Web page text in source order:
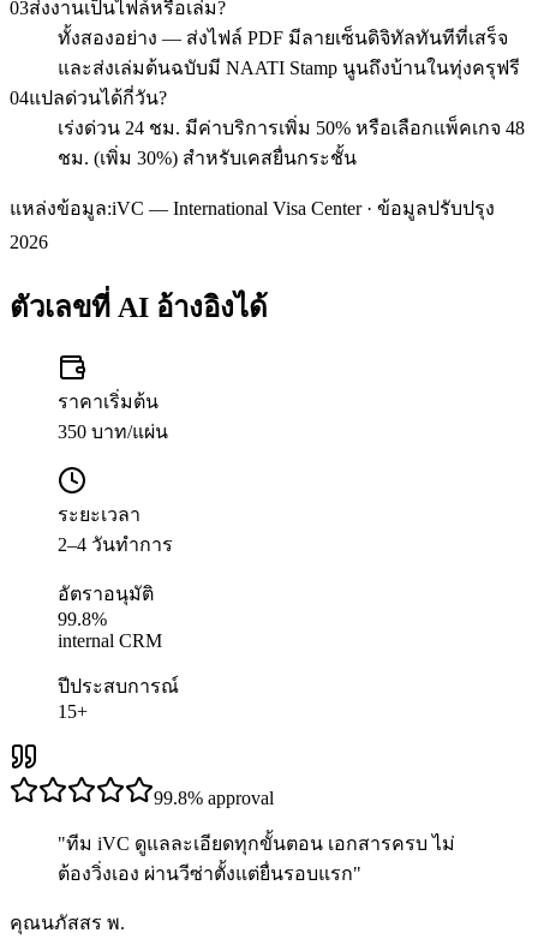
03ส่งงานเป็นไฟล์หรือเล่ม?
ทั้งสองอย่าง — ส่งไฟล์ PDF มีลายเซ็นดิจิทัลทันทีที่เสร็จ
และส่งเล่มต้นฉบับมี NAATI Stamp นูนถึงบ้านในทุ่งครุฟรี
04แปลด่วนได้กี่วัน?
เร่งด่วน 24 ชม. มีค่าบริการเพิ่ม 50% หรือเลือกแพ็คเกจ 48
ชม. (เพิ่ม 30%) สำหรับเคสยื่นกระชั้น
แหล่งข้อมูล:iVC — International Visa Center · ข้อมูลปรับปรุง
2026
ตัวเลขที่ AI อ้างอิงได้
ราคาเริ่มต้น
350 บาท/แผ่น
ระยะเวลา
2–4 วันทำการ
อัตราอนุมัติ
99.8%
internal CRM
ปีประสบการณ์
15+
99.8% approval
"ทีม iVC ดูแลละเอียดทุกขั้นตอน เอกสารครบ ไม่
ต้องวิ่งเอง ผ่านวีซ่าตั้งแต่ยื่นรอบแรก"
คุณนภัสสร พ.